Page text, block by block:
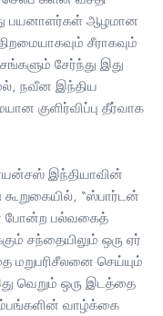
பயனாளர்கள் ஆழமான
சீராகவும்
சேர்ந்து இது
நவீன இந்திய
குளிர்விப்பு தீர்வாக
இந்தியாவின்
“ஸ்பார்டன்
போன்ற பல்வகைத்
சந்தையிலும் ஒரு ஏர்
மறுபரிசீலனை செய்யும்
வெறும் ஒரு இடத்தை
வாழ்க்கை